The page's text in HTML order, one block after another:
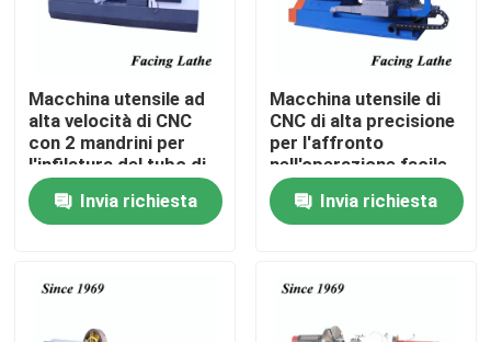
Casa
Prodotti
Macchina utensile ad
alta velocità di CNC
con 2 mandrini per
l'infilatura del tubo di
olio
Invia richiesta
Macchina utensile di
CNC di alta precisione
per l'affronto
nell'operazione facile
della flangia
Invia richiesta